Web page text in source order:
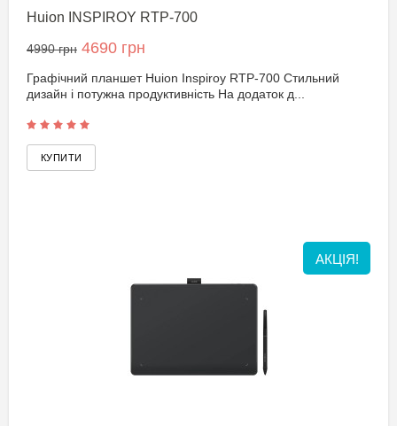
Huion INSPIROY RTP-700
4990 грн 4690 грн
Графічний планшет Huion Inspiroy RTP-700 Стильний
дизайн і потужна продуктивність На додаток д...
АКЦІЯ!